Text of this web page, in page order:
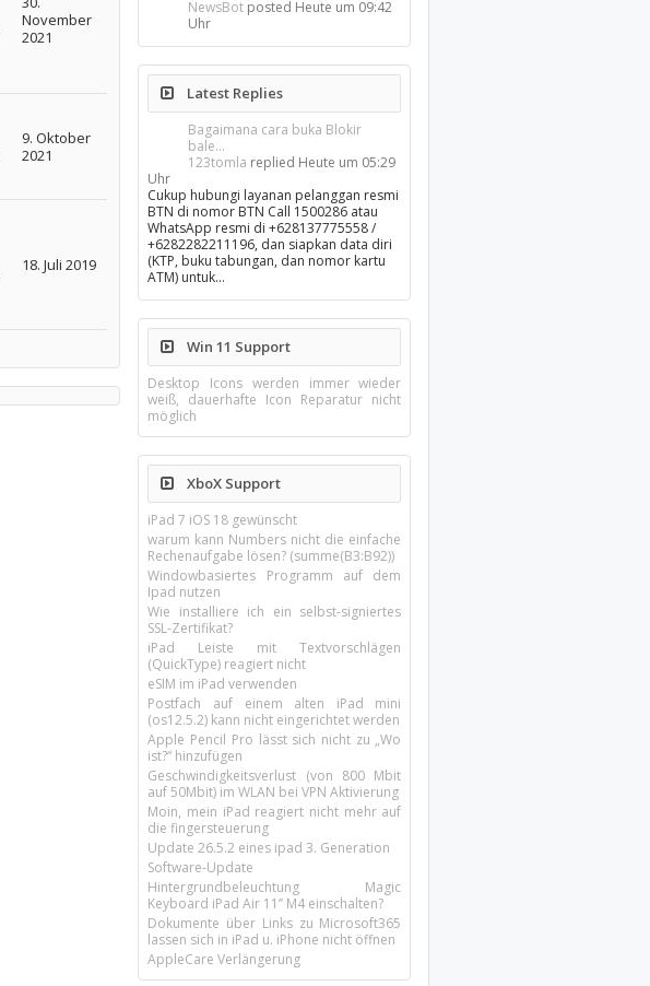
November
2021
9. Oktober
2021
18. Juli 2019
NewsBot posted Heute um 09:42
Uhr
Latest Replies
Bagaimana cara buka Blokir
bale...
123tomla replied Heute um 05:29
Uhr
Cukup hubungi layanan pelanggan resmi
BTN di nomor BTN Call 1500286 atau
WhatsApp resmi di +628137775558 /
+6282282211196, dan siapkan data diri
(KTP, buku tabungan, dan nomor kartu
ATM) untuk…
Win 11 Support
Desktop Icons werden immer wieder
weiß, dauerhafte Icon Reparatur nicht
möglich
XboX Support
iPad 7 iOS 18 gewünscht
warum kann Numbers nicht die einfache
Rechenaufgabe lösen? (summe(B3:B92))
Windowbasiertes Programm auf dem
Ipad nutzen
Wie installiere ich ein selbst-signiertes
SSL-Zertifikat?
iPad Leiste mit Textvorschlägen
(QuickType) reagiert nicht
eSIM im iPad verwenden
Postfach auf einem alten iPad mini
(os12.5.2) kann nicht eingerichtet werden
Apple Pencil Pro lässt sich nicht zu „Wo
ist?“ hinzufügen
Geschwindigkeitsverlust (von 800 Mbit
auf 50Mbit) im WLAN bei VPN Aktivierung
Moin, mein iPad reagiert nicht mehr auf
die fingersteuerung
Update 26.5.2 eines ipad 3. Generation
Software-Update
Hintergrundbeleuchtung Magic
Keyboard iPad Air 11’’ M4 einschalten?
Dokumente über Links zu Microsoft365
lassen sich in iPad u. iPhone nicht öffnen
AppleCare Verlängerung